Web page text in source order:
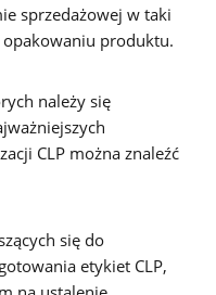
sprzedażowej w taki
opakowaniu produktu.
należy się
CLP można znaleźć
się do
etykiet CLP,